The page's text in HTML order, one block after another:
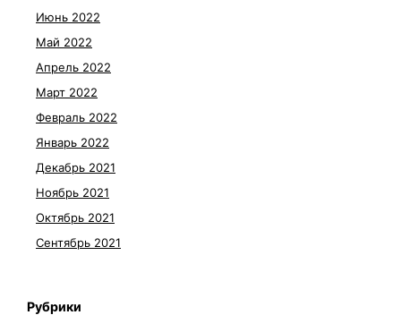
Июнь 2022
Май 2022
Апрель 2022
Март 2022
Февраль 2022
Январь 2022
Декабрь 2021
Ноябрь 2021
Октябрь 2021
Сентябрь 2021
Рубрики